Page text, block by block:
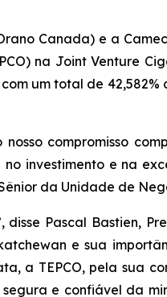
Canada) e a
na Joint Venture
um total de
compromisso
investimento e na
da Unidade de
Pascal Bastien,
e sua
a TEPCO, pela sua
segura e confiável da